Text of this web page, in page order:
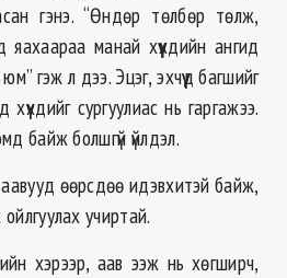
гэнэ. “Өндөр төлбөр төлж,
манай хүүхдийн ангид
гэж л дээ. Эцэг, эхчүүд багшийг
сургуулиас нь гаргажээ.
байж болшгүй үйлдэл.
аавууд өөрсдөө идэвхитэй байж,
учиртай.
хэрээр, аав ээж нь хөгширч,